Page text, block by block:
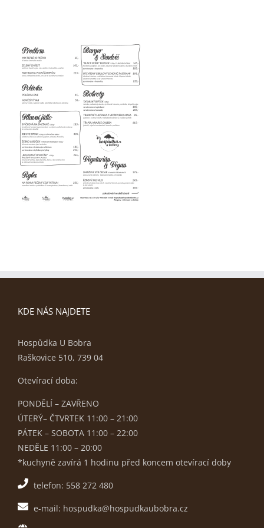
KDE NÁS NAJDETE
Hospůdka U Bobra
Raškovice 510, 739 04
Otevírací doba:
PONDĚLÍ – ZAVŘENO
ÚTERÝ– ČTVRTEK 11:00 – 21:00
PÁTEK – SOBOTA 11:00 – 22:00
NEDĚLE 11:00 – 20:00
*kuchyně zavírá 1 hodinu před koncem otevírací doby
telefon: 558 272 480
e-mail: hospudka@hospudkaubobra.cz